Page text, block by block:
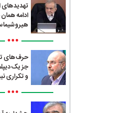
تهدیدهای
ادامه
•••
حرف‌های
جز یک
و تکراری
•••